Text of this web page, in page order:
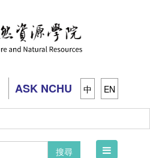
ASK NCHU 中 EN
搜尋
Toggle